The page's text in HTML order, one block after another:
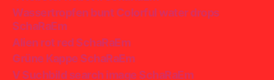
Wassertropfen bunt Colorful water drops
SchaRaEm
Alien rot red SchaRaEm
Grüne Kappe SchaRaEm
V Suchbild search image SchaRaEm